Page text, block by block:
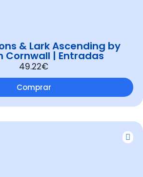
& Lark Ascending by
Cornwall | Entradas
49.22€
Comprar